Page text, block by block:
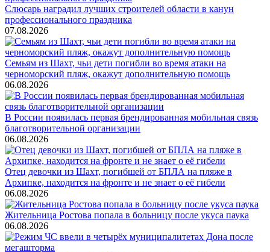
Слюсарь наградил лучших строителей области в канун
профессионального праздника
07.08.2026
Семьям из Шахт, чьи дети погибли во время атаки на
черноморский пляж, окажут дополнительную помощь
06.08.2026
В России появилась первая брендированная мобильная связь
благотворительной организации
06.08.2026
Отец девочки из Шахт, погибшей от БПЛА на пляже в
Архипке, находится на фронте и не знает о её гибели
06.08.2026
Жительница Ростова попала в больницу после укуса паука
06.08.2026